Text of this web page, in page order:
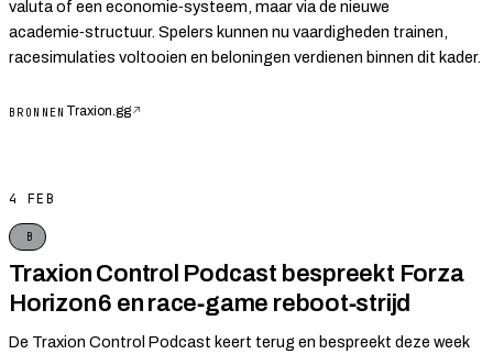
valuta of een economie‑systeem, maar via de nieuwe
academie‑structuur. Spelers kunnen nu vaardigheden trainen,
racesimulaties voltooien en beloningen verdienen binnen dit kader.
BRONNEN Traxion.gg↗
4 FEB
B
Traxion Control Podcast bespreekt Forza
Horizon 6 en race‑game reboot‑strijd
De Traxion Control Podcast keert terug en bespreekt deze week